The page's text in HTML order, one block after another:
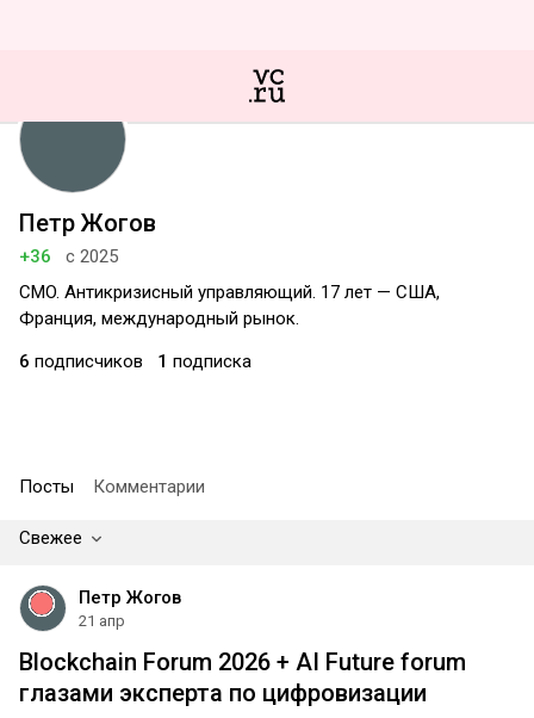
Петр Жогов
+36
с 2025
CMO. Антикризисный управляющий. 17 лет — США,
Франция, международный рынок.
6 подписчиков 1 подписка
Посты Комментарии
Свежее
Петр Жогов
21 апр
Blockchain Forum 2026 + AI Future forum
глазами эксперта по цифровизации